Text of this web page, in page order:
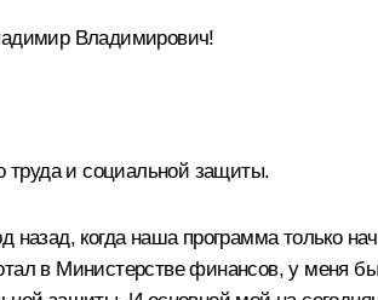
Владимирович!
труда и социальной защиты.
когда наша программа только
в Министерстве финансов, у меня